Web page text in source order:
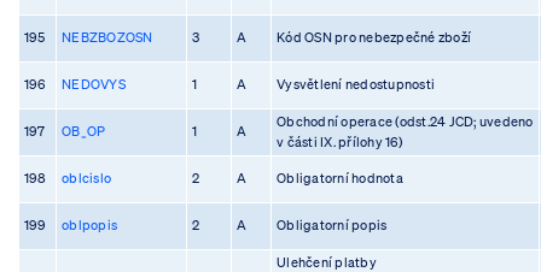
195 NEBZBOZOSN 3 A Kód OSN pro nebezpečné zboží
196 NEDOVYS 1 A Vysvětlení nedostupnosti
197 OB_OP 1 A
Obchodní operace (odst.24 JCD; uvedeno
v části IX. přílohy 16)
198 oblcislo 2 A Obligatorní hodnota
199 oblpopis 2 A Obligatorní popis
Ulehčení platby